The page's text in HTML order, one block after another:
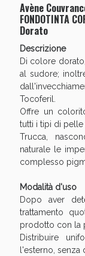
Avène
FONDOTINTA
Dorato
Descrizione
Di colore
al sudore;
Tocoferil.
Offre un
tutti i tipi di pelle
Trucca,
naturale le
complesso
Modalità d'uso
Dopo aver
trattamento
prodotto con la
Distribuire
l'esterno, senza